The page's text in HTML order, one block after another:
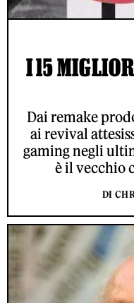
I 15
Dai remake
ai revival
gaming negli
è il vecchio
DI